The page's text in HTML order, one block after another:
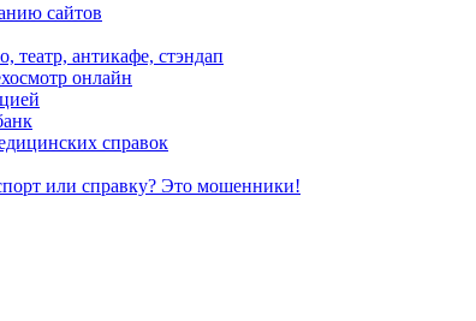
сайтов
театр, антикафе, стэндап
онлайн
справок
или справку? Это мошенники!